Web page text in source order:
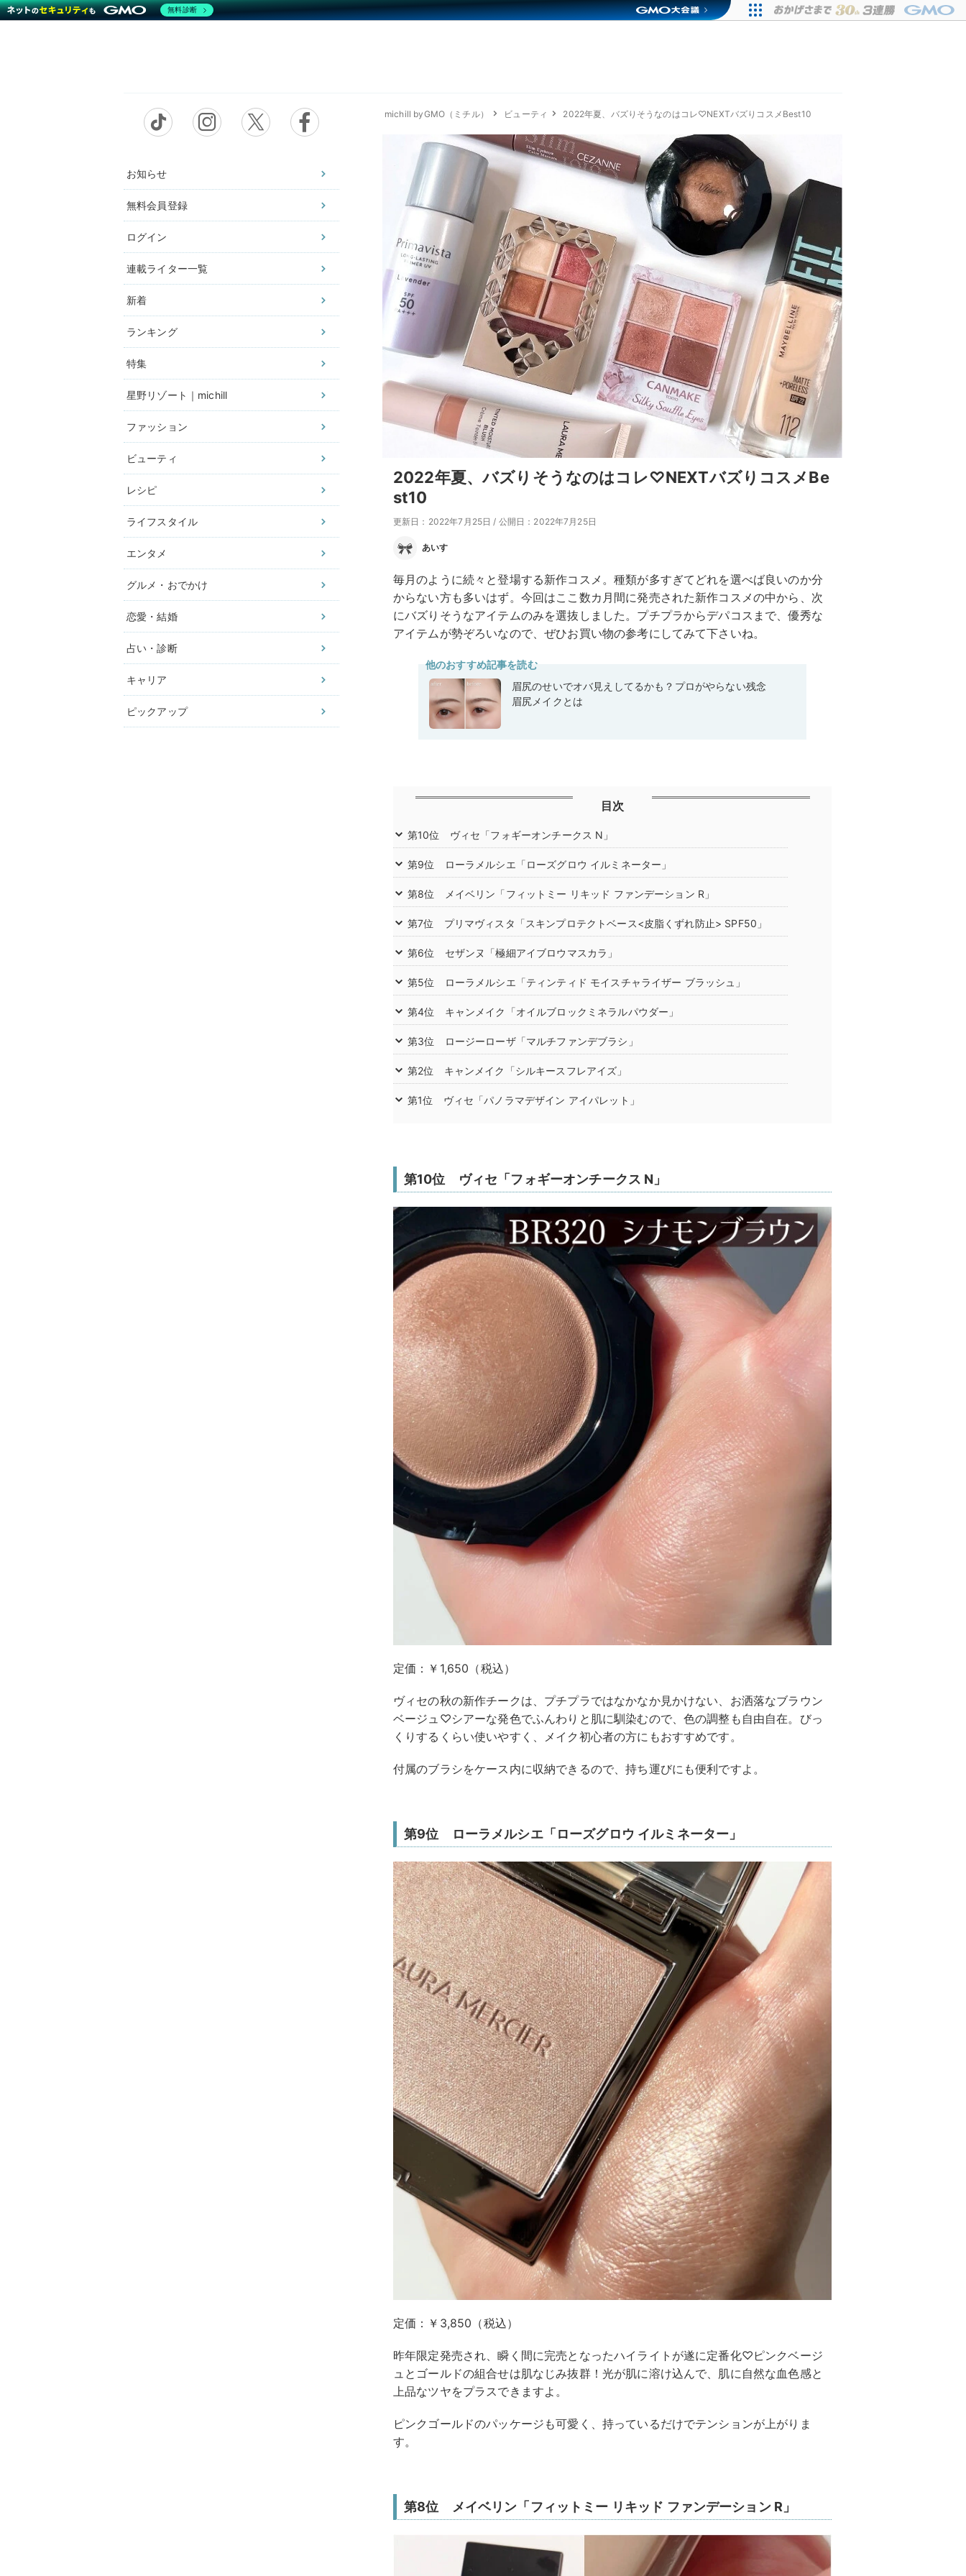
お知らせ
無料会員登録
ログイン
連載ライター一覧
新着
ランキング
特集
星野リゾート｜michill
ファッション
ビューティ
レシピ
ライフスタイル
エンタメ
グルメ・おでかけ
恋愛・結婚
占い・診断
キャリア
ピックアップ
michill byGMO（ミチル） ビューティ 2022年夏、バズりそうなのはコレ♡NEXTバズりコスメBest10
2022年夏、バズりそうなのはコレ♡NEXTバズりコスメBe
st10
更新日：2022年7月25日 / 公開日：2022年7月25日
あいす
毎月のように続々と登場する新作コスメ。種類が多すぎてどれを選べば良いのか分
からない方も多いはず。今回はここ数カ月間に発売された新作コスメの中から、次
にバズりそうなアイテムのみを選抜しました。プチプラからデパコスまで、優秀な
アイテムが勢ぞろいなので、ぜひお買い物の参考にしてみて下さいね。
他のおすすめ記事を読む
眉尻のせいでオバ見えしてるかも？プロがやらない残念
眉尻メイクとは
目次
第10位 ヴィセ「フォギーオンチークス N」
第9位 ローラメルシエ「ローズグロウ イルミネーター」
第8位 メイベリン「フィットミー リキッド ファンデーション R」
第7位 プリマヴィスタ「スキンプロテクトベース<皮脂くずれ防止> SPF50」
第6位 セザンヌ「極細アイブロウマスカラ」
第5位 ローラメルシエ「ティンティド モイスチャライザー ブラッシュ」
第4位 キャンメイク「オイルブロックミネラルパウダー」
第3位 ロージーローザ「マルチファンデブラシ」
第2位 キャンメイク「シルキースフレアイズ」
第1位 ヴィセ「パノラマデザイン アイパレット」
第10位 ヴィセ「フォギーオンチークス N」
定価：￥1,650（税込）
ヴィセの秋の新作チークは、プチプラではなかなか見かけない、お洒落なブラウン
ベージュ♡シアーな発色でふんわりと肌に馴染むので、色の調整も自由自在。びっ
くりするくらい使いやすく、メイク初心者の方にもおすすめです。
付属のブラシをケース内に収納できるので、持ち運びにも便利ですよ。
第9位 ローラメルシエ「ローズグロウ イルミネーター」
定価：￥3,850（税込）
昨年限定発売され、瞬く間に完売となったハイライトが遂に定番化♡ピンクベージ
ュとゴールドの組合せは肌なじみ抜群！光が肌に溶け込んで、肌に自然な血色感と
上品なツヤをプラスできますよ。
ピンクゴールドのパッケージも可愛く、持っているだけでテンションが上がりま
す。
第8位 メイベリン「フィットミー リキッド ファンデーション R」
無料診断